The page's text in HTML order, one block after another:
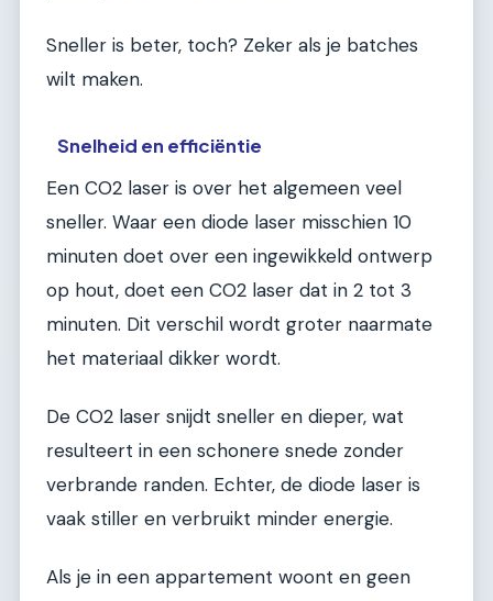
Sneller is beter, toch? Zeker als je batches
wilt maken.
Snelheid en efficiëntie
Een CO2 laser is over het algemeen veel
sneller. Waar een diode laser misschien 10
minuten doet over een ingewikkeld ontwerp
op hout, doet een CO2 laser dat in 2 tot 3
minuten. Dit verschil wordt groter naarmate
het materiaal dikker wordt.
De CO2 laser snijdt sneller en dieper, wat
resulteert in een schonere snede zonder
verbrande randen. Echter, de diode laser is
vaak stiller en verbruikt minder energie.
Als je in een appartement woont en geen